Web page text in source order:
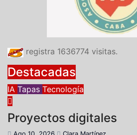
registra 1636774 visitas.
Destacadas
IA Tapas Tecnología
Proyectos digitales